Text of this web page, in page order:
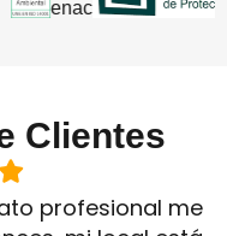
Clientes
profesional me